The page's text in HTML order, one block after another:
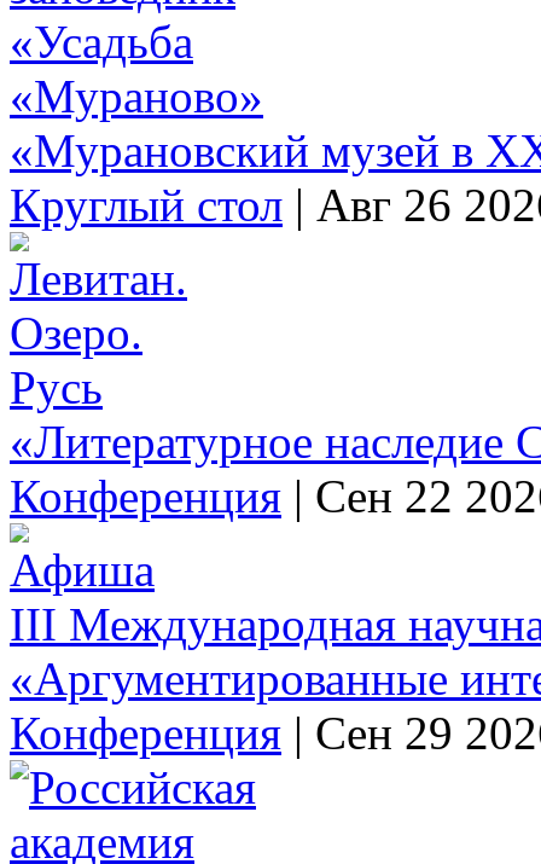
«Мурановский музей в
Круглый стол | Авг 26
«Литературное наследие
Конференция | Сен 22
III Международная
«Аргументированные
Конференция | Сен 29